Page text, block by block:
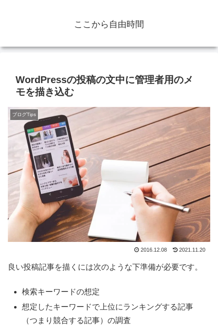
ここから自由時間
WordPressの投稿の文中に管理者用のメ
モを描き込む
ブログTips
2016.12.08 2021.11.20
良い投稿記事を描くには次のような下準備が必要です。
検索キーワードの想定
想定したキーワードで上位にランキングする記事
（つまり競合する記事）の調査